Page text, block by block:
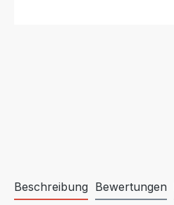
Beschreibung Bewertungen